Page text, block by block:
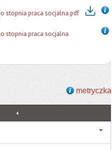
stopnia praca socjalna.pdf
stopnia praca socjalna
metryczka